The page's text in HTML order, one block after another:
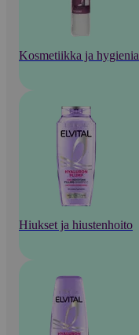
Kosmetiikka ja hygienia
Hiukset ja hiustenhoito